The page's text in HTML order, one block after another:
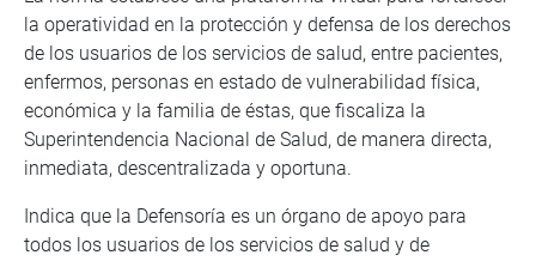
la operatividad en la protección y defensa de los derechos
de los usuarios de los servicios de salud, entre pacientes,
enfermos, personas en estado de vulnerabilidad física,
económica y la familia de éstas, que fiscaliza la
Superintendencia Nacional de Salud, de manera directa,
inmediata, descentralizada y oportuna.
Indica que la Defensoría es un órgano de apoyo para
todos los usuarios de los servicios de salud y de